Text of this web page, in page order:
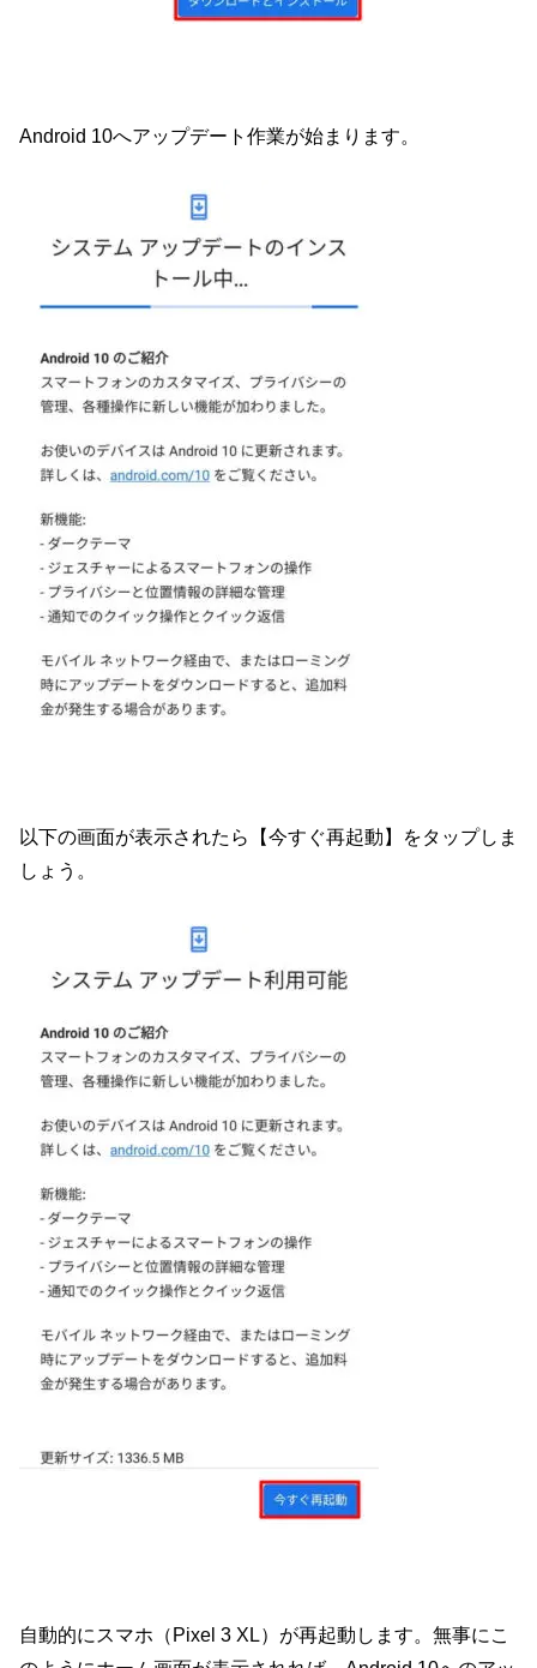
Android 10へアップデート作業が始まります。
以下の画面が表示されたら【今すぐ再起動】をタップしま
しょう。
自動的にスマホ（Pixel 3 XL）が再起動します。無事にこ